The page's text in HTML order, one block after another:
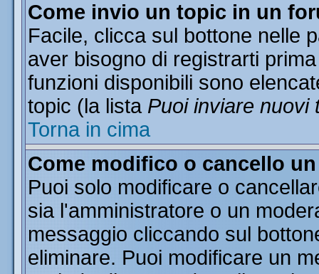
Come invio un topic in un
Facile, clicca sul bottone nelle
aver bisogno di registrarti
funzioni disponibili sono
topic (la lista Puoi inviare nuovi
Torna in cima
Come modifico o cancello
Puoi solo modificare o
sia l'amministratore o un
messaggio cliccando sul
eliminare. Puoi modificare un